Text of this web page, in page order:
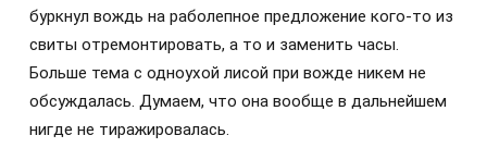
буркнул вождь на раболепное предложение кого-то из
свиты отремонтировать, а то и заменить часы.
Больше тема с одноухой лисой при вожде никем не
обсуждалась. Думаем, что она вообще в дальнейшем
нигде не тиражировалась.